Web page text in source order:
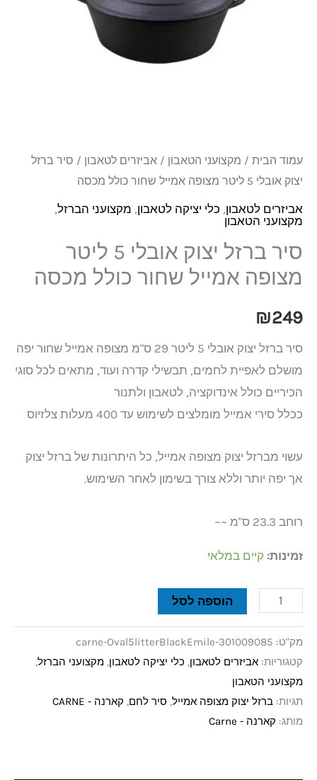
עמוד הבית / מקצועני הטאבון / אביזרים לטאבון / סיר ברזל
יצוק אובלי 5 ליטר מצופה אמייל שחור כולל מכסה
אביזרים לטאבון, כלי יציקה לטאבון, מקצועני הברזל,
מקצועני הטאבון
סיר ברזל יצוק אובלי 5 ליטר
מצופה אמייל שחור כולל מכסה
₪249
סיר ברזל יצוק אובלי 5 ליטר 29 ס"מ מצופה אמייל שחור יפה
מושלם לאפיית לחמים, תבשילי קדרה ועוד, מתאים לכל סוגי
הכיריים כולל אינדוקציה, לטאבון ולתנור
ככלל סירי אמייל מומלצים לשימוש עד 400 מעלות צלזיוס
עשוי מברזל יצוק מצופה אמייל, כל היתרונות של ברזל יצוק
אך יפה יותר וללא צורך בשימון לאחר השימוש.
רוחב 23.3 ס"מ ~~
זמינות: קיים במלאי
מכסה
הוספה לסל
מק"ט: carne-Oval5litterBlackEmile-301009085
קטגוריות: אביזרים לטאבון, כלי יציקה לטאבון, מקצועני הברזל,
מקצועני הטאבון
תגיות: ברזל יצוק מצופה אמייל, סיר לחם, קארנה - CARNE
מותג: קארנה - Carne